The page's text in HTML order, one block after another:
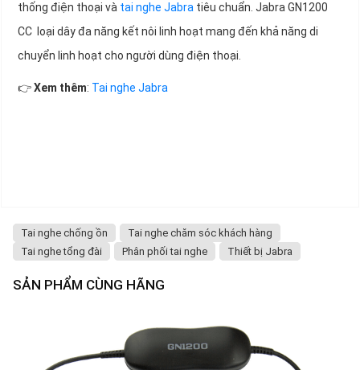
thống điện thoại và tai nghe Jabra tiêu chuẩn. Jabra GN1200
CC loại dây đa năng kết nôi linh hoạt mang đến khả năng di
chuyển linh hoạt cho người dùng điện thoại.
👉Xem thêm: Tai nghe Jabra
Tai nghe chống ồn
Tai nghe chăm sóc khách hàng
Tai nghe tổng đài
Phân phối tai nghe Thiết bị Jabra
SẢN PHẨM CÙNG HÃNG